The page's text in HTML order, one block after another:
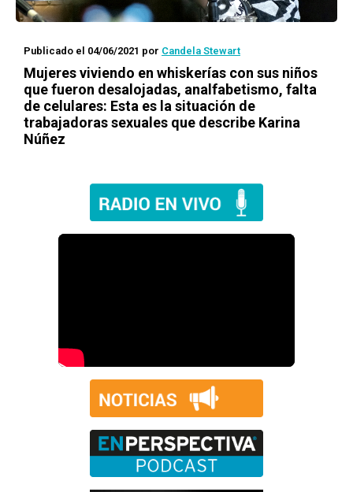
Publicado el 04/06/2021 por Candela Stewart
Mujeres viviendo en whiskerías con sus niños
que fueron desalojadas, analfabetismo, falta
de celulares: Esta es la situación de
trabajadoras sexuales que describe Karina
Núñez